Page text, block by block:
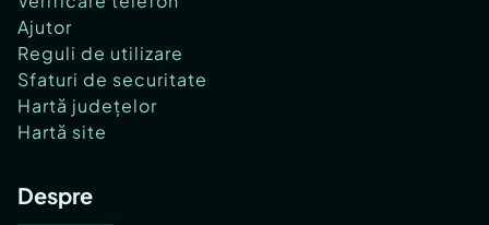
Ajutor
Reguli de utilizare
Sfaturi de securitate
Hartă județelor
Hartă site
Despre